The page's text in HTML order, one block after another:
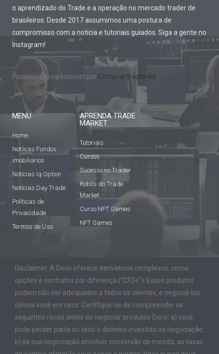
o aprendizado do Trade e a operação no mercado trader de
brasileiros. Desde 2017 assumimos uma postura de
compromisso com a notícia e tutoriais guiados. Siga a gente no
Instagram!
Posicionado na Internet por Comprar Backlinks
MENU
Home
Notíicas Fundos
imobiliarios
Notícias Iq Option
Notícias Day Trade
Políticas de
Privacidade
Termos de Uso
APRENDA TRADE
MARKET
Tutoriais
Cursos
Sucesso no Trader
Robôs do Trade
Market
Curso NFT Games
NFT Games
Disclaimer: A Deriv oferece derivativos complexos, como
opções e contratos por diferença (“CFDs”). Esses produtos
podem não ser adequados a todos os clientes, e negociá-los
coloca você em risco. Certifique-se de compreender os
seguintes riscos antes de negociar produtos Deriv: a) você
pode perder parte ou todo o dinheiro investido na negociação,
b) se sua negociação envolver conversão de moeda, as taxas